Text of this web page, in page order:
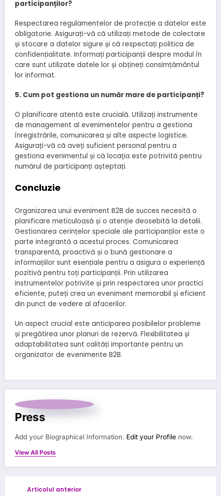
participanților?
Respectarea regulamentelor de protecție a datelor este
obligatorie. Asigurați-vă că utilizați metode de colectare
și stocare a datelor sigure și că respectați politica de
confidențialitate. Informați participanții despre modul în
care sunt utilizate datele lor și obțineți consimțământul
lor informat.
5. Cum pot gestiona un număr mare de participanți?
O planificare atentă este crucială. Utilizați instrumente
de management al evenimentelor pentru a gestiona
înregistrările, comunicarea și alte aspecte logistice.
Asigurați-vă că aveți suficient personal pentru a
gestiona evenimentul și că locația este potrivită pentru
numărul de participanți așteptați.
Concluzie
Organizarea unui eveniment B2B de succes necesită o
planificare meticuloasă și o atenție deosebită la detalii.
Gestionarea cerințelor speciale ale participanților este o
parte integrantă a acestui proces. Comunicarea
transparentă, proactivă și o bună gestionare a
informațiilor sunt esențiale pentru a asigura o experiență
pozitivă pentru toți participanții. Prin utilizarea
instrumentelor potrivite și prin respectarea unor practici
eficiente, puteți crea un eveniment memorabil și eficient
din punct de vedere al afacerilor.
Un aspect crucial este anticiparea posibilelor probleme
și pregătirea unor planuri de rezervă. Flexibilitatea și
adaptabilitatea sunt calități importante pentru un
organizator de evenimente B2B.
Press
Add your Biographical Information. Edit your Profile now.
View All Posts
Articolul anterior